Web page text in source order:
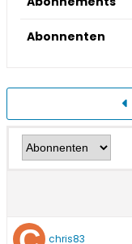
Abonnenten
chris83